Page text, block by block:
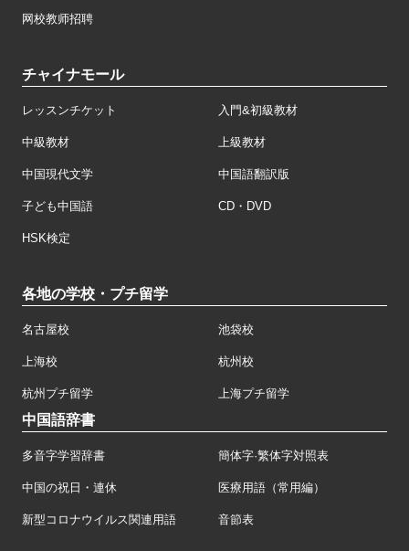
网校教师招聘
チャイナモール
レッスンチケット 入門&初級教材
中級教材 上級教材
中国現代文学 中国語翻訳版
子ども中国語 CD・DVD
HSK検定
各地の学校・プチ留学
名古屋校 池袋校
上海校 杭州校
杭州プチ留学 上海プチ留学
中国語辞書
多音字学習辞書 簡体字·繁体字対照表
中国の祝日・連休 医療用語（常用編）
新型コロナウイルス関連用語 音節表